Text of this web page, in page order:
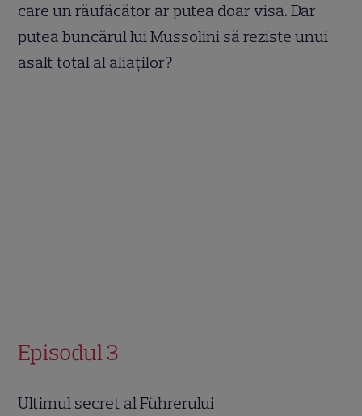
care un răufăcător ar putea doar visa. Dar
putea buncărul lui Mussolini să reziste unui
asalt total al aliaților?
Episodul 3
Ultimul secret al Führerului